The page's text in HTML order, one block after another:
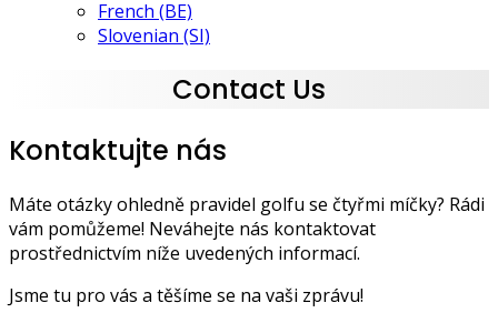
French (BE)
Slovenian (SI)
Contact Us
Kontaktujte nás
Máte otázky ohledně pravidel golfu se čtyřmi míčky? Rádi
vám pomůžeme! Neváhejte nás kontaktovat
prostřednictvím níže uvedených informací.
Jsme tu pro vás a těšíme se na vaši zprávu!